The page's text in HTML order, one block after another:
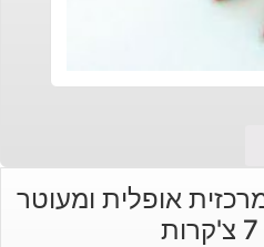
אופלית ומעוטר